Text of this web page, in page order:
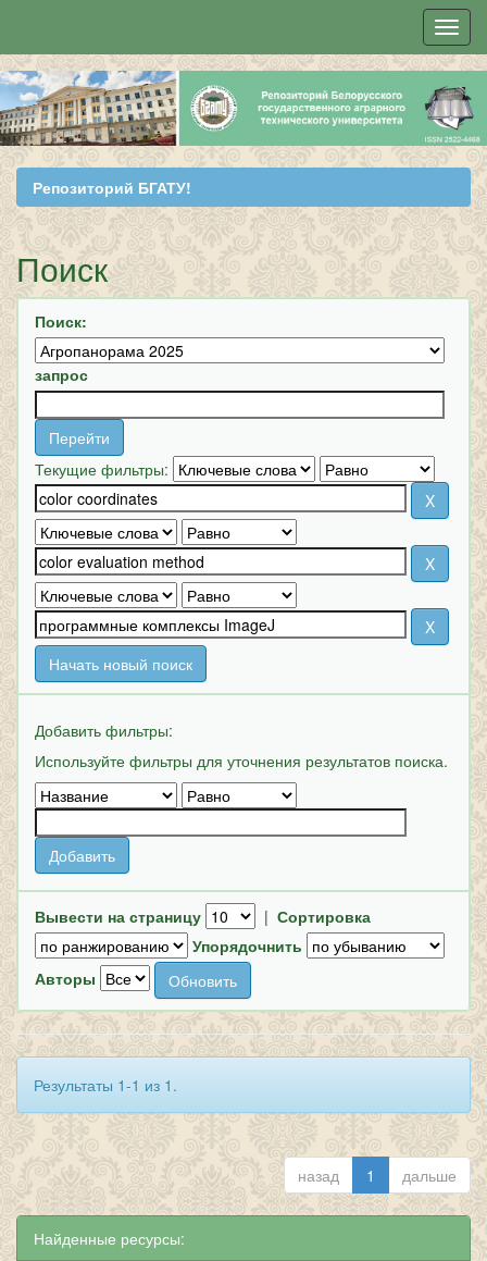
Skip
navigation
Репозиторий БГАТУ!
Поиск
Поиск:
запрос
Текущие фильтры:
Начать новый поиск
Добавить фильтры:
Используйте фильтры для уточнения результатов поиска.
Вывести на страницу | Сортировка
Упорядочнить
Авторы
Результаты 1-1 из 1.
назад 1 дальше
Найденные ресурсы: